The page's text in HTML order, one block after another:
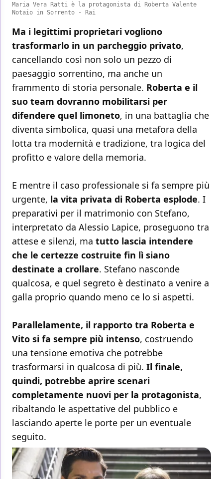
Maria Vera Ratti è la protagonista di Roberta Valente
Notaio in Sorrento - Rai
Ma i legittimi proprietari vogliono
trasformarlo in un parcheggio privato,
cancellando così non solo un pezzo di
paesaggio sorrentino, ma anche un
frammento di storia personale. Roberta e il
suo team dovranno mobilitarsi per
difendere quel limoneto, in una battaglia che
diventa simbolica, quasi una metafora della
lotta tra modernità e tradizione, tra logica del
profitto e valore della memoria.
E mentre il caso professionale si fa sempre più
urgente, la vita privata di Roberta esplode. I
preparativi per il matrimonio con Stefano,
interpretato da Alessio Lapice, proseguono tra
attese e silenzi, ma tutto lascia intendere
che le certezze costruite fin lì siano
destinate a crollare. Stefano nasconde
qualcosa, e quel segreto è destinato a venire a
galla proprio quando meno ce lo si aspetti.
Parallelamente, il rapporto tra Roberta e
Vito si fa sempre più intenso, costruendo
una tensione emotiva che potrebbe
trasformarsi in qualcosa di più. Il finale,
quindi, potrebbe aprire scenari
completamente nuovi per la protagonista,
ribaltando le aspettative del pubblico e
lasciando aperte le porte per un eventuale
seguito.